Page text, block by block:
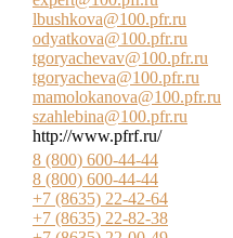
lbushkova@100.pfr.ru
odyatkova@100.pfr.ru
tgoryachevav@100.pfr.ru
tgoryacheva@100.pfr.ru
mamolokanova@100.pfr.ru
szahlebina@100.pfr.ru
http://www.pfrf.ru/
8 (800) 600-44-44
8 (800) 600-44-44
+7 (8635) 22-42-64
+7 (8635) 22-82-38